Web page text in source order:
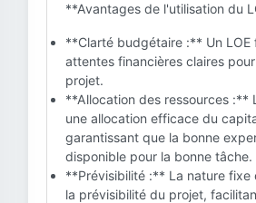
**Avantages de l'utilisation du
**Clarté budgétaire :** Un LOE
attentes financières claires
projet.
**Allocation des ressources :**
une allocation efficace du
garantissant que la bonne
disponible pour la bonne tâche.
**Prévisibilité :** La nature fixe
la prévisibilité du projet,